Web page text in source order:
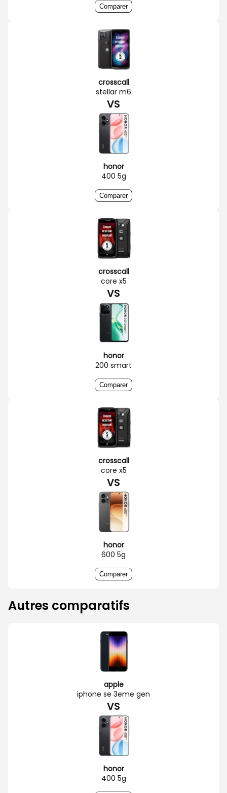
Comparer
crosscall
stellar m6
VS
honor
400 5g
Comparer
crosscall
core x5
VS
honor
200 smart
Comparer
crosscall
core x5
VS
honor
600 5g
Comparer
Autres comparatifs
apple
iphone se 3eme gen
VS
honor
400 5g